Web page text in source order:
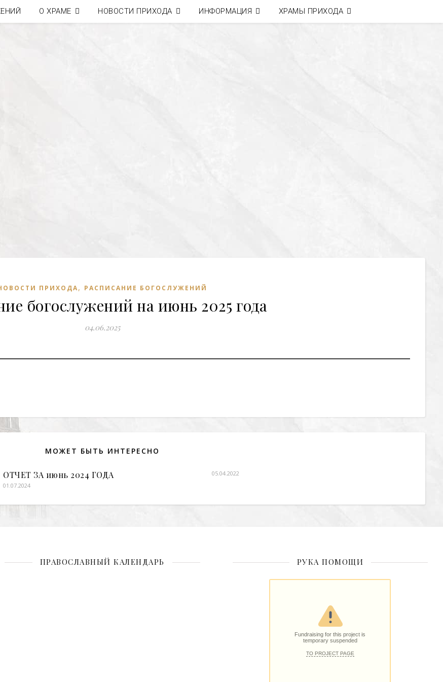
О ХРАМЕ НОВОСТИ ПРИХОДА ИНФОРМАЦИЯ ХРАМЫ ПРИХОДА
ПРИХОДА, РАСПИСАНИЕ БОГОСЛУЖЕНИЙ
богослужений на июнь 2025 года
04.06.2025
МОЖЕТ БЫТЬ ИНТЕРЕСНО
ОТЧЕТ ЗА июнь 2024 ГОДА
01.07.2024
05.04.2022
ПРАВОСЛАВНЫЙ КАЛЕНДАРЬ РУКА ПОМОЩИ